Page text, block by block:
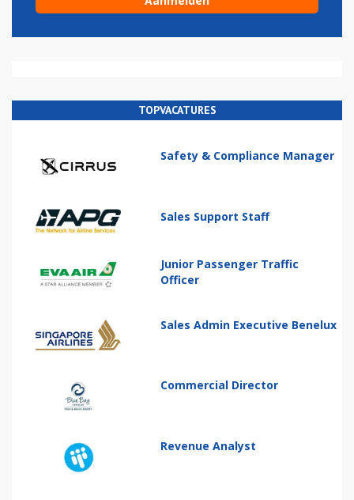
TOPVACATURES
Safety & Compliance Manager
Sales Support Staff
Junior Passenger Traffic
Officer
Sales Admin Executive Benelux
Commercial Director
Revenue Analyst